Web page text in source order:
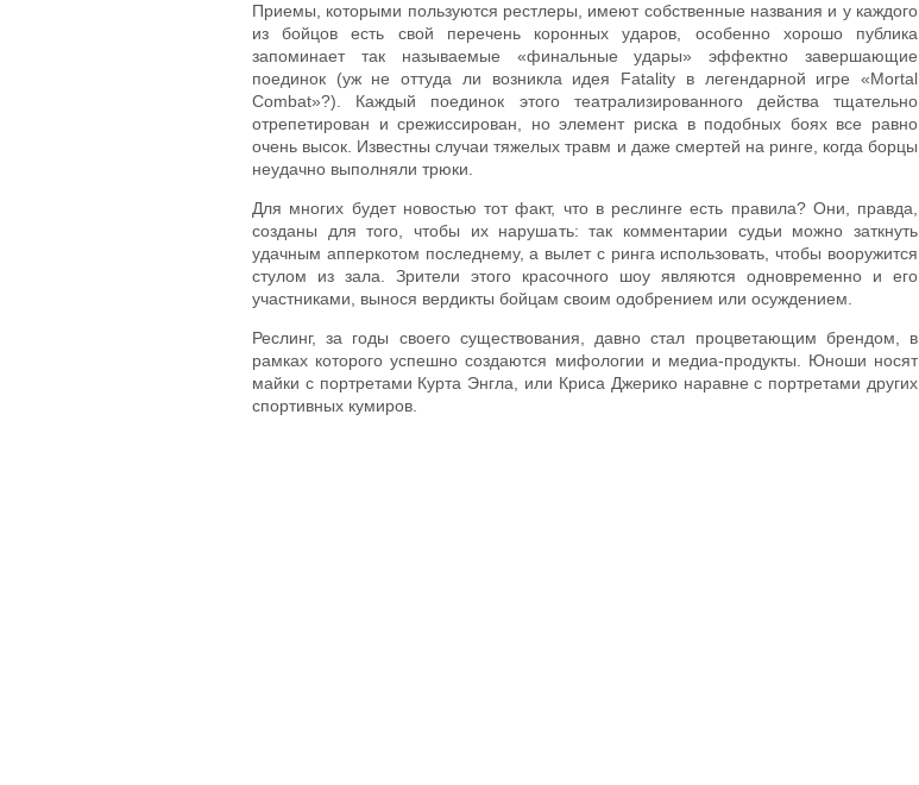
Приемы, которыми пользуются рестлеры, имеют собственные названия и у каждого
из бойцов есть свой перечень коронных ударов, особенно хорошо публика
запоминает так называемые «финальные удары» эффектно завершающие
поединок (уж не оттуда ли возникла идея Fatality в легендарной игре «Mortal
Combat»?). Каждый поединок этого театрализированного действа тщательно
отрепетирован и срежиссирован, но элемент риска в подобных боях все равно
очень высок. Известны случаи тяжелых травм и даже смертей на ринге, когда борцы
неудачно выполняли трюки.
Для многих будет новостью тот факт, что в реслинге есть правила? Они, правда,
созданы для того, чтобы их нарушать: так комментарии судьи можно заткнуть
удачным апперкотом последнему, а вылет с ринга использовать, чтобы вооружится
стулом из зала. Зрители этого красочного шоу являются одновременно и его
участниками, вынося вердикты бойцам своим одобрением или осуждением.
Реслинг, за годы своего существования, давно стал процветающим брендом, в
рамках которого успешно создаются мифологии и медиа-продукты. Юноши носят
майки с портретами Курта Энгла, или Криса Джерико наравне с портретами других
спортивных кумиров.